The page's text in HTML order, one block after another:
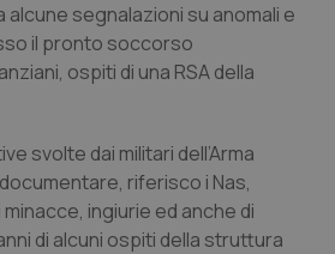
alcune segnalazioni su anomali e
il pronto soccorso
ospiti di una RSA della
svolte dai militari dell’Arma
riferisco i Nas,
ingiurie ed anche di
di alcuni ospiti della struttura